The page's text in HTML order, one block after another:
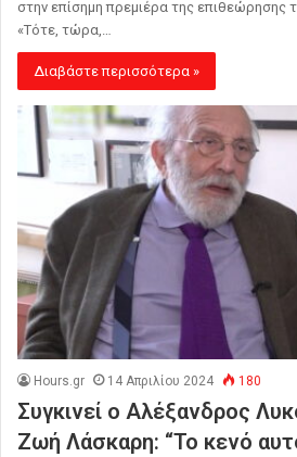
στην επίσημη πρεμιέρα της επιθεώρησης
«Τότε, τώρα,…
Διαβάστε περισσότερα »
Hours.gr 14 Απριλίου 2024 180
Συγκινεί ο Αλέξανδρος
Ζωή Λάσκαρη: “Το κενό